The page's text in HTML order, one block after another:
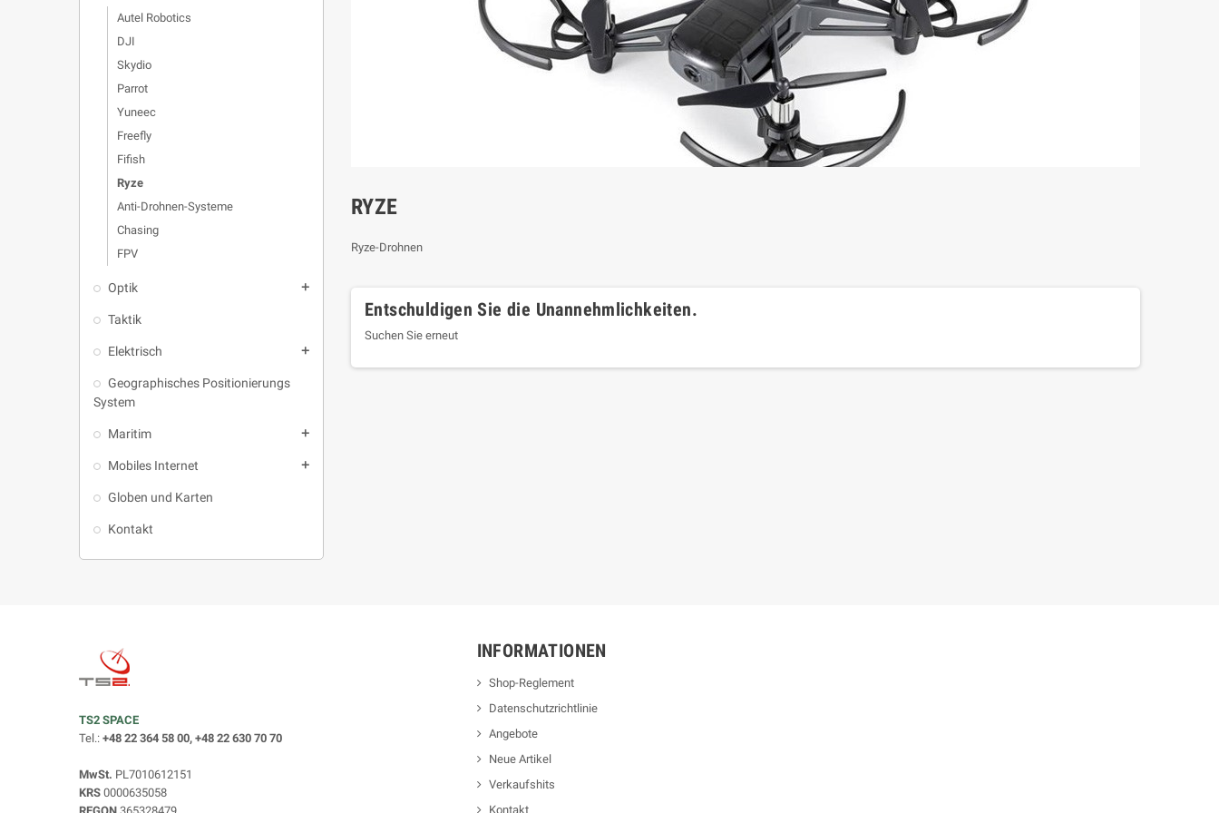
Autel Robotics
DJI
Skydio
Parrot
Yuneec
Freefly
Fifish
Ryze
Anti-Drohnen-Systeme
Chasing
FPV
Optik add
Taktik
Elektrisch add
Geographisches Positionierungs
System
Maritim add
Mobiles Internet add
Globen und Karten
Kontakt
RYZE
Ryze-Drohnen
Entschuldigen Sie die Unannehmlichkeiten.
Suchen Sie erneut
TS2 SPACE
Tel.: +48 22 364 58 00, +48 22 630 70 70
MwSt. PL7010612151
KRS 0000635058
INFORMATIONEN
Shop-Reglement
Datenschutzrichtlinie
Angebote
Neue Artikel
Verkaufshits
Kontakt